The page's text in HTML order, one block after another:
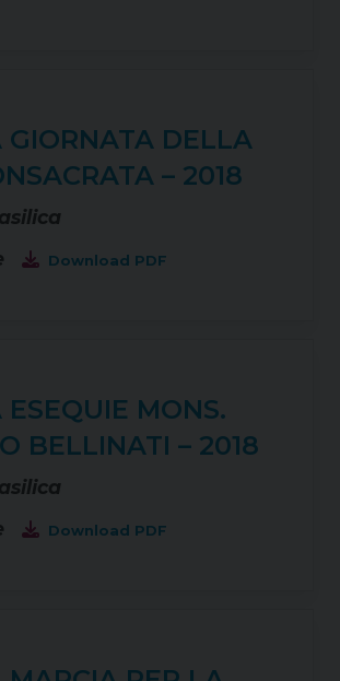
GIORNATA DELLA
– 2018
Download PDF
MONS.
BELLINATI – 2018
Download PDF